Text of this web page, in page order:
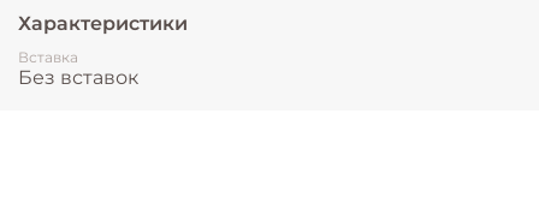
Характеристики
Вставка
Без вставок